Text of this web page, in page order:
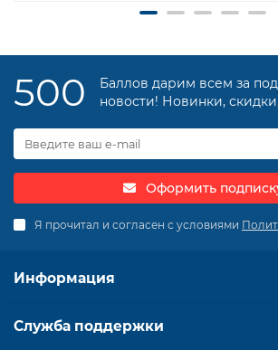
500
Баллов дарим всем за
новости! Новинки,
Оформить
Я прочитал и согласен с условиями
Информация
Служба поддержки